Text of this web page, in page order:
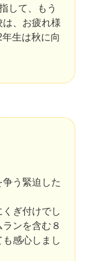
して、もう
、お疲れ様
生は秋に向
う緊迫した
ぎ付けでし
ンを含む８
感心しまし